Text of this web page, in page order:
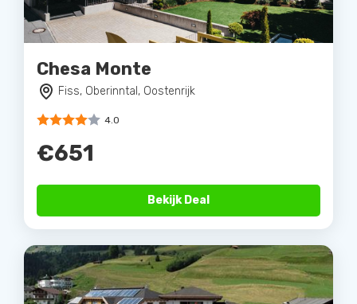
Chesa Monte
Fiss, Oberinntal, Oostenrijk
4.0
€651
Bekijk Deal